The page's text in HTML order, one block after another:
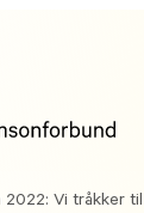
2022: Vi tråkker